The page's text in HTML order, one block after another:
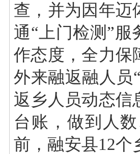
查，并为因年迈
通“上门检测”服
作态度，全力保
外来融返融人员
返乡人员动态信
台账，做到人
前，融安县12个